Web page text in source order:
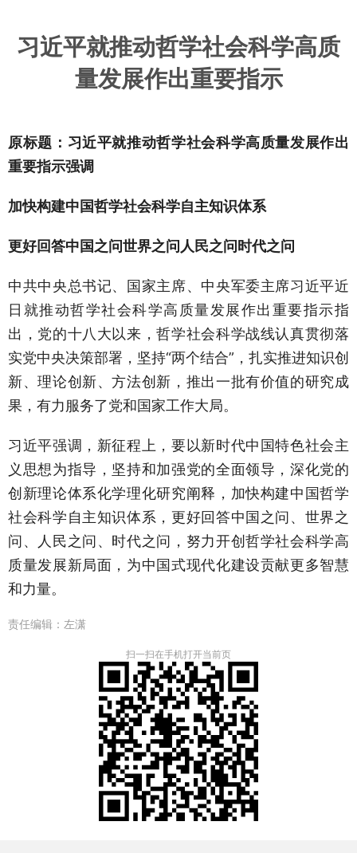
习近平就推动哲学社会科学高质
量发展作出重要指示
原标题：习近平就推动哲学社会科学高质量发展作出
重要指示强调
加快构建中国哲学社会科学自主知识体系
更好回答中国之问世界之问人民之问时代之问
中共中央总书记、国家主席、中央军委主席习近平近
日就推动哲学社会科学高质量发展作出重要指示指
出，党的十八大以来，哲学社会科学战线认真贯彻落
实党中央决策部署，坚持“两个结合”，扎实推进知识创
新、理论创新、方法创新，推出一批有价值的研究成
果，有力服务了党和国家工作大局。
习近平强调，新征程上，要以新时代中国特色社会主
义思想为指导，坚持和加强党的全面领导，深化党的
创新理论体系化学理化研究阐释，加快构建中国哲学
社会科学自主知识体系，更好回答中国之问、世界之
问、人民之问、时代之问，努力开创哲学社会科学高
质量发展新局面，为中国式现代化建设贡献更多智慧
和力量。
责任编辑： 左潇
扫一扫在手机打开当前页